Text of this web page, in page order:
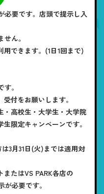
必要です。店頭で提示し入
ん。
できます。(1日1回まで)
。
付をお願いします。
高校生・大学生・大学院
限定キャンペーンです。
3月31日(火)までは適用対
たはVS PARK各店の
必要です。